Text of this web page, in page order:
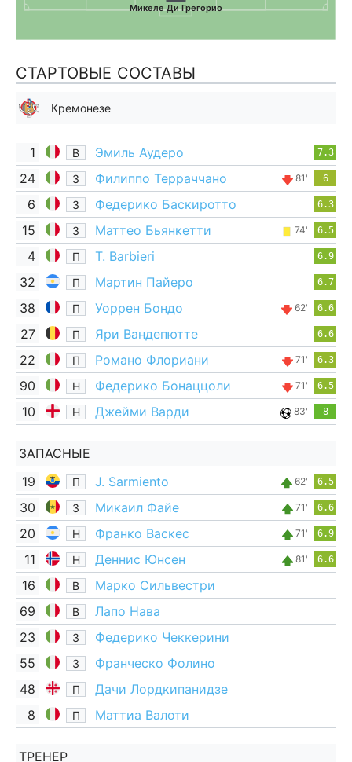
Микеле Ди Грегорио
СТАРТОВЫЕ СОСТАВЫ
Кремонезе
1 В Эмиль Аудеро 7.3
24 З Филиппо Терраччано 81' 6
6 З Федерико Баскиротто 6.3
15 З Маттео Бьянкетти 74' 6.5
4 П T. Barbieri 6.9
32 П Мартин Пайеро 6.7
38 П Уоррен Бондо 62' 6.6
27 П Яри Вандепютте 6.6
22 П Романо Флориани 71' 6.3
90 Н Федерико Бонаццоли 71' 6.5
10 Н Джейми Варди 83' 8
ЗАПАСНЫЕ
19
П J. Sarmiento 62' 6.5
30 З Микаил Файе 71' 6.6
20 Н Франко Васкес 71' 6.9
11 Н Деннис Юнсен 81' 6.6
16 В
Марко Сильвестри
69
В
Лапо Нава
23
З
Федерико Чеккерини
55
З
Франческо Фолино
48
П
Дачи Лордкипанидзе
8
П Маттиа Валоти
ТРЕНЕР